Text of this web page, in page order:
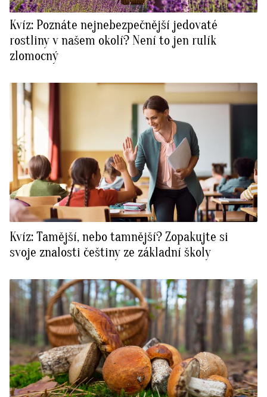
Kvíz: Poznáte nejnebezpečnější jedovaté
rostliny v našem okolí? Není to jen rulík
zlomocný
Kvíz: Tamější, nebo tamnější? Zopakujte si
svoje znalosti češtiny ze základní školy